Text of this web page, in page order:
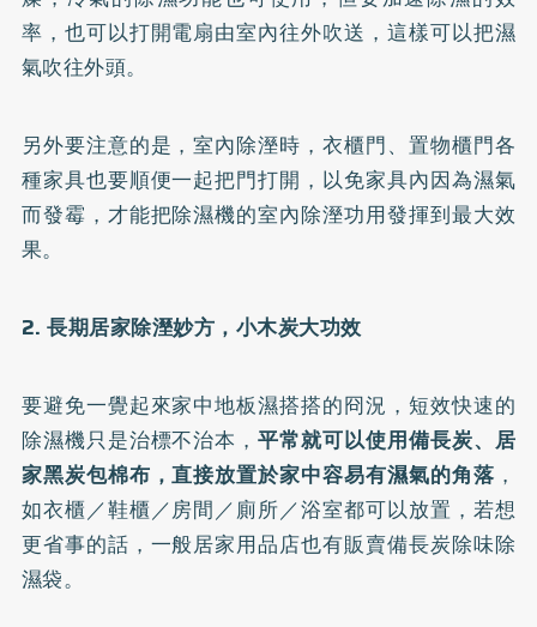
率，也可以打開電扇由室內往外吹送，這樣可以把濕
氣吹往外頭。
另外要注意的是，室內除溼時，衣櫃門、置物櫃門各
種家具也要順便一起把門打開，以免家具內因為濕氣
而發霉，才能把除濕機的室內除溼功用發揮到最大效
果。
2. 長期居家除溼妙方，小木炭大功效
要避免一覺起來家中地板濕搭搭的冏況，短效快速的
除濕機只是治標不治本，平常就可以使用備長炭、居
家黑炭包棉布，直接放置於家中容易有濕氣的角落 ，
如衣櫃／鞋櫃／房間／廁所／浴室都可以放置，若想
更省事的話，一般居家用品店也有販賣備長炭除味除
濕袋。